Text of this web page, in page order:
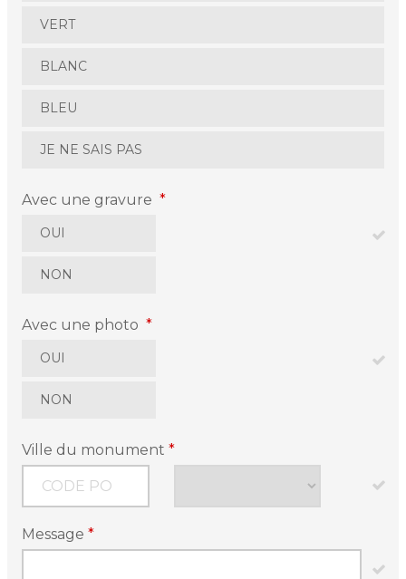
VERT
BLANC
BLEU
JE NE SAIS PAS
Avec une gravure*
OUI
NON
Avec une photo*
OUI
NON
Ville du monument*
Message*